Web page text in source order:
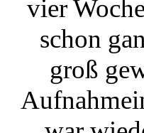
vier
schon
groß